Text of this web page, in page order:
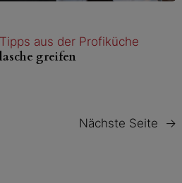
Tipps aus der Profiküche
greifen
Nächste Seite →